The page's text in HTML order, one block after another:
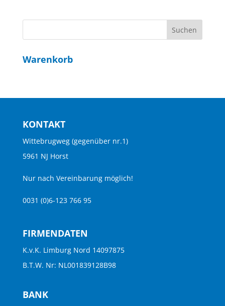
Warenkorb
KONTAKT
Wittebrugweg (gegenüber nr.1)
5961 NJ Horst
Nur nach Vereinbarung möglich!
0031 (0)6-123 766 95
FIRMENDATEN
K.v.K. Limburg Nord 14097875
B.T.W. Nr: NL001839128B98
BANK